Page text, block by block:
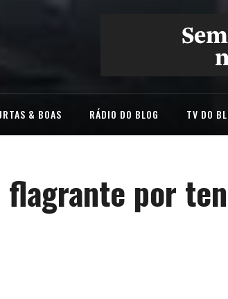
& BOAS RÁDIO DO BLOG TV DO
flagrante por